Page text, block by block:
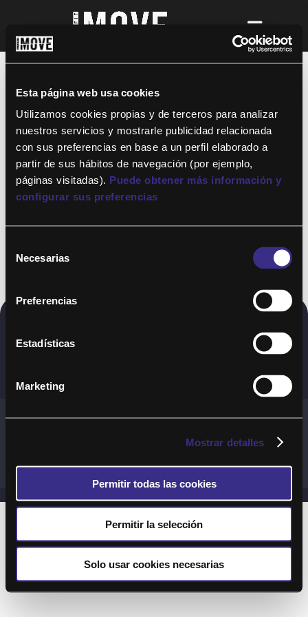
Esta página web usa cookies
Utilizamos cookies propias y de terceros para analizar
nuestros servicios y mostrarle publicidad relacionada
con sus preferencias en base a un perfil elaborado a
partir de sus hábitos de navegación (por ejemplo,
páginas visitadas). Puede obtener más información y
configurar sus preferencias
Necesarias
Preferencias
Estadísticas
Marketing
Mostrar detalles
Permitir todas las cookies
Permitir la selección
Solo usar cookies necesarias
¡Para disfrutar de ALTAFIT MOVE tienes
así podrás acceder a todos nuestros
entrenamientos y clases online donde
quieras!
Copyright © 2020. Todos los derechos
Términos y Cond. Generales de uso del Servicio
Preguntas Frecuentes